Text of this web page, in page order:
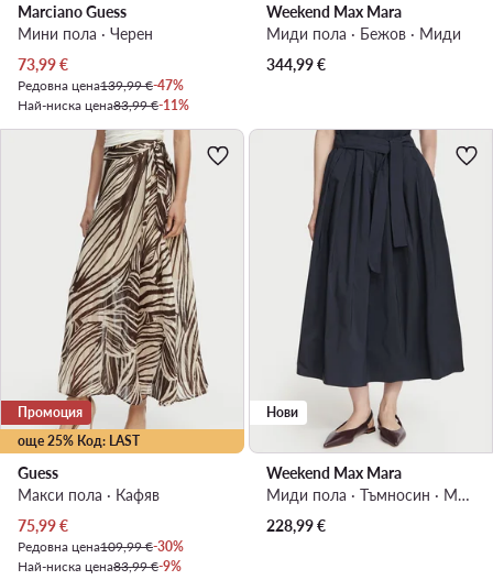
Marciano Guess
Мини пола · Черен
Актуална цена
73,99€
Редовна цена139,99 €-47%
Най-ниска цена83,99 €-11%
Weekend Max Mara
Миди пола · Бежов · Миди
344,99€
още 25% Код: LAST
Промоция
Guess
Макси пола · Кафяв
Актуална цена
75,99€
Редовна цена109,99 €-30%
Най-ниска цена83,99 €-9%
Нови
Weekend Max Mara
Миди пола · Тъмносин · Миди
228,99€